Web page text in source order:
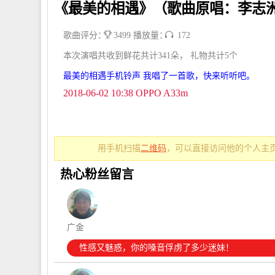
《最美的相遇》（歌曲原唱：李志
歌曲评分： 3499 播放量： 172
本次演唱共收到鲜花共计341朵， 礼物共计5个
最美的相遇手机铃声 我唱了一首歌，快来听听吧。
2018-06-02 10:38 OPPO A33m
用手机扫描二维码 ，可以直接访问他的个人主
热心粉丝留言
广金
性感又魅惑，你的嗓音俘虏了多少迷妹！